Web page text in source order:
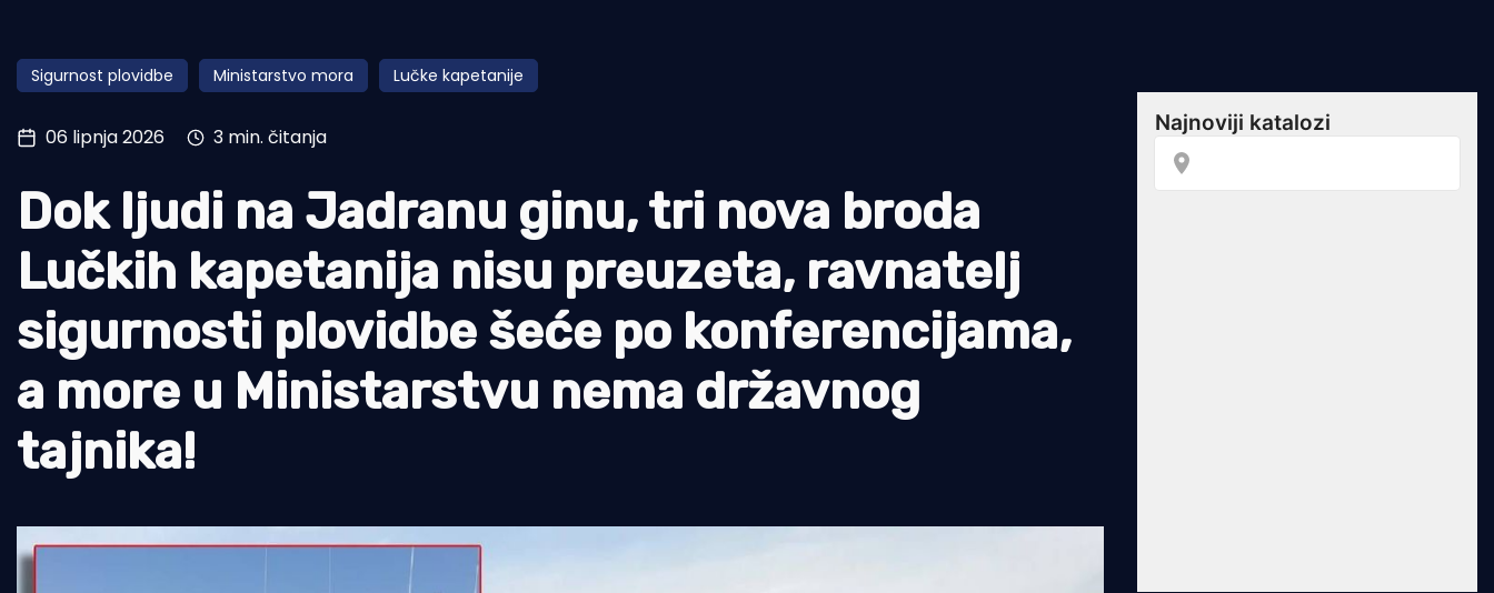
Pomorstvo
Ribolov
Tradicija i kultura
Sigurnost plovidbe Ministarstvo mora Lučke kapetanije
06 lipnja 2026 3 min. čitanja
Dok ljudi na Jadranu ginu, tri nova broda
Lučkih kapetanija nisu preuzeta, ravnatelj
sigurnosti plovidbe šeće po konferencijama,
a more u Ministarstvu nema državnog
tajnika!